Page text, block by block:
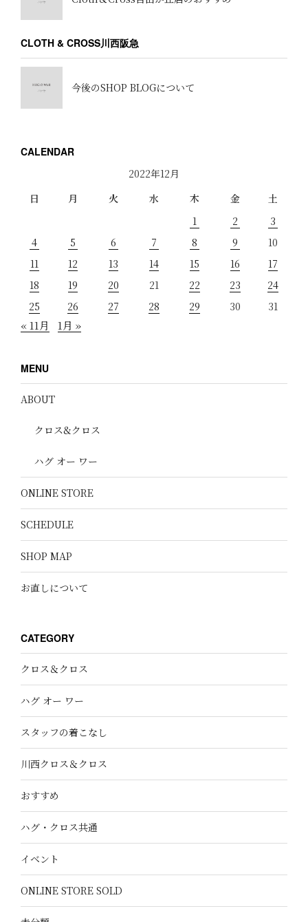
CLOTH & CROSS川西阪急
今後のSHOP BLOGについて
CALENDAR
2022年12月
日
月 火 水 木 金
土
1
2
3
4
5 6 7 8 9
10
11
12 13 14 15 16
17
18
19 20 21 22 23
24
25
26 27 28 29 30 31
« 11月 1月 »
MENU
ABOUT
クロス&クロス
ハグ オー ワー
ONLINE STORE
SCHEDULE
SHOP MAP
お直しについて
CATEGORY
クロス＆クロス
ハグ オー ワー
スタッフの着こなし
川西クロス＆クロス
おすすめ
ハグ・クロス共通
イベント
ONLINE STORE SOLD